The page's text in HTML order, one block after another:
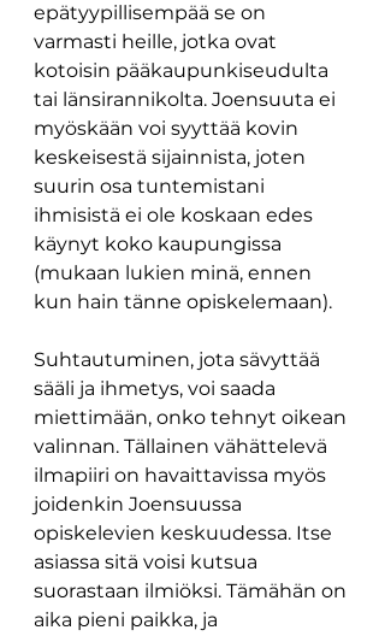
epätyypillisempää se on
varmasti heille, jotka ovat
kotoisin pääkaupunkiseudulta
tai länsirannikolta. Joensuuta ei
myöskään voi syyttää kovin
keskeisestä sijainnista, joten
suurin osa tuntemistani
ihmisistä ei ole koskaan edes
käynyt koko kaupungissa
(mukaan lukien minä, ennen
kun hain tänne opiskelemaan).
Suhtautuminen, jota sävyttää
sääli ja ihmetys, voi saada
miettimään, onko tehnyt oikean
valinnan. Tällainen vähättelevä
ilmapiiri on havaittavissa myös
joidenkin Joensuussa
opiskelevien keskuudessa. Itse
asiassa sitä voisi kutsua
suorastaan ilmiöksi. Tämähän on
aika pieni paikka, ja